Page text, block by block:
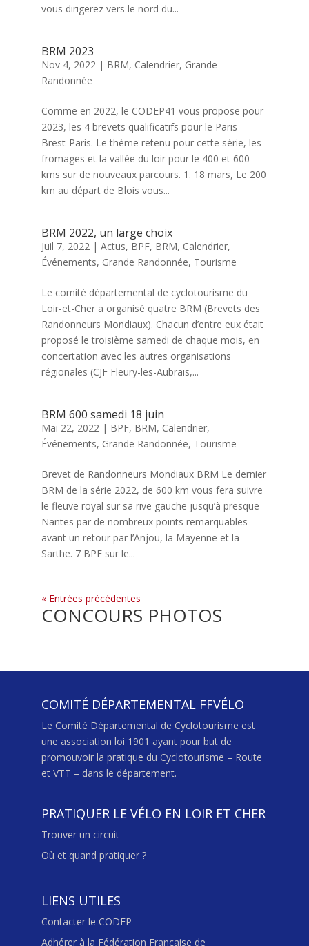
vous dirigerez vers le nord du...
BRM 2023
Nov 4, 2022| BRM, Calendrier, Grande
Randonnée
Comme en 2022, le CODEP41 vous propose pour
2023, les 4 brevets qualificatifs pour le Paris-
Brest-Paris. Le thème retenu pour cette série, les
fromages et la vallée du loir pour le 400 et 600
kms sur de nouveaux parcours. 1. 18 mars, Le 200
km au départ de Blois vous...
BRM 2022, un large choix
Juil 7, 2022| Actus, BPF, BRM, Calendrier,
Événements, Grande Randonnée, Tourisme
Le comité départemental de cyclotourisme du
Loir-et-Cher a organisé quatre BRM (Brevets des
Randonneurs Mondiaux). Chacun d’entre eux était
proposé le troisième samedi de chaque mois, en
concertation avec les autres organisations
régionales (CJF Fleury-les-Aubrais,...
BRM 600 samedi 18 juin
Mai 22, 2022| BPF, BRM, Calendrier,
Événements, Grande Randonnée, Tourisme
Brevet de Randonneurs Mondiaux BRM Le dernier
BRM de la série 2022, de 600 km vous fera suivre
le fleuve royal sur sa rive gauche jusqu’à presque
Nantes par de nombreux points remarquables
avant un retour par l’Anjou, la Mayenne et la
Sarthe. 7 BPF sur le...
« Entrées précédentes
CONCOURS PHOTOS
COMITÉ DÉPARTEMENTAL FFVÉLO
Le Comité Départemental de Cyclotourisme est
une association loi 1901 ayant pour but de
promouvoir la pratique du Cyclotourisme – Route
et VTT – dans le département.
PRATIQUER LE VÉLO EN LOIR ET CHER
Trouver un circuit
Où et quand pratiquer ?
LIENS UTILES
Contacter le CODEP
Adhérer à la Fédération Française de